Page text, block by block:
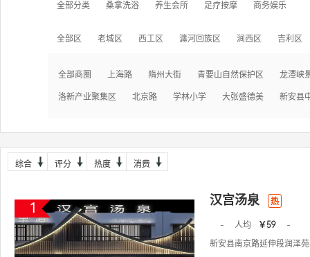
全部分类 桑拿洗浴 养生会所 足疗按摩 商务娱乐
全部区 老城区 西工区 瀍河回族区 涧西区 吉利区
全部商圈 上海路 隋州大街 青要山自然保护区 龙潭峡
洛新产业聚集区 北京路 学林小学 大张盛德美 新安县
综合 评分 热度 消费
1
汉宫汤泉 热
- 人均 ￥59
-
新安县南京路延伸段润泽